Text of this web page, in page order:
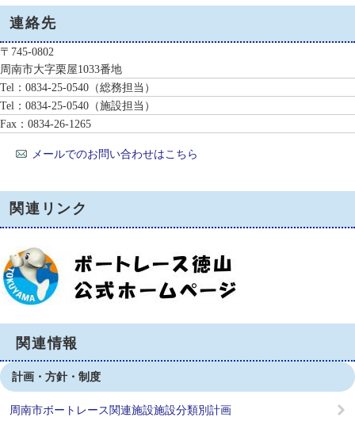
連絡先
〒745-0802
周南市大字栗屋1033番地
Tel：0834-25-0540 （総務担当）
Tel：0834-25-0540 （施設担当）
Fax：0834-26-1265
メールでのお問い合わせはこちら
関連リンク
関連情報
計画・方針・制度
周南市ボートレース関連施設施設分類別計画